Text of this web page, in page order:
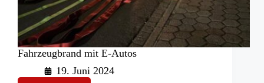
Fahrzeugbrand mit E-Autos
19. Juni 2024